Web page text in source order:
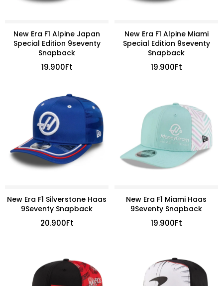
New Era F1 Alpine Japan
Special Edition 9seventy
Snapback
19.900Ft
New Era F1 Alpine Miami
Special Edition 9seventy
Snapback
19.900Ft
New Era F1 Silverstone Haas
9Seventy Snapback
20.900Ft
New Era F1 Miami Haas
9Seventy Snapback
19.900Ft